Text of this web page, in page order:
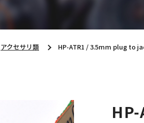
アクセサリ類 HP-ATR1 / 3.5mm plug to